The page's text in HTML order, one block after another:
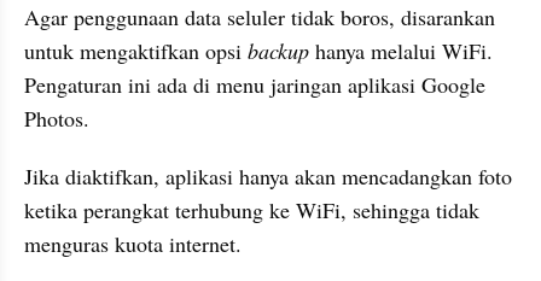
Agar penggunaan data seluler tidak boros, disarankan
untuk mengaktifkan opsi backup hanya melalui WiFi.
Pengaturan ini ada di menu jaringan aplikasi Google
Photos.
Jika diaktifkan, aplikasi hanya akan mencadangkan foto
ketika perangkat terhubung ke WiFi, sehingga tidak
menguras kuota internet.